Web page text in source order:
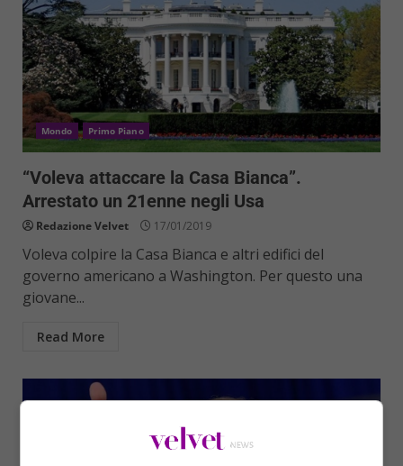
Mondo Primo Piano
“Voleva attaccare la Casa Bianca”.
Arrestato un 21enne negli Usa
Redazione Velvet 17/01/2019
Voleva colpire la Casa Bianca e altri edifici del
governo americano a Washington. Per questo una
giovane...
Read More